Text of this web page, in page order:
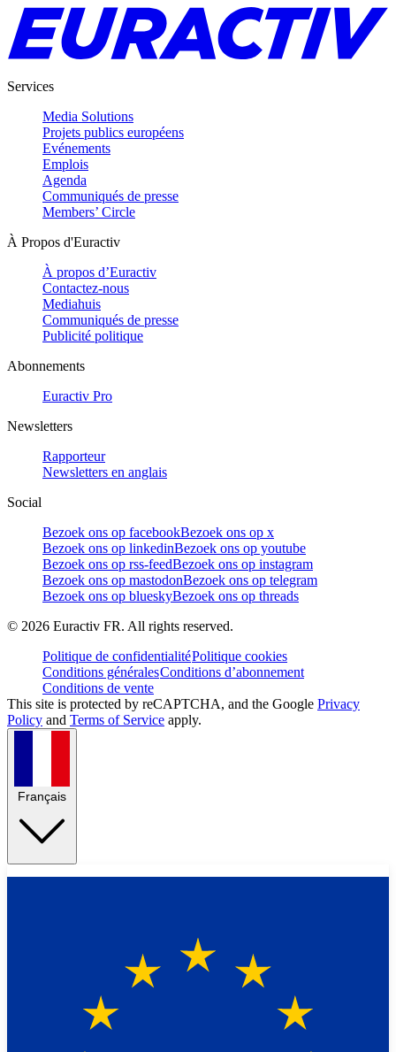
Services
Media Solutions
Projets publics européens
Evénements
Emplois
Agenda
Communiqués de presse
Members’ Circle
À Propos d'Euractiv
À propos d’Euractiv
Contactez-nous
Mediahuis
Communiqués de presse
Publicité politique
Abonnements
Euractiv Pro
Newsletters
Rapporteur
Newsletters en anglais
Social
Bezoek ons op facebookBezoek ons op x
Bezoek ons op linkedinBezoek ons op youtube
Bezoek ons op rss-feedBezoek ons op instagram
Bezoek ons op mastodonBezoek ons op telegram
Bezoek ons op blueskyBezoek ons op threads
© 2026 Euractiv FR. All rights reserved.
Politique de confidentialitéPolitique cookies
Conditions généralesConditions d’abonnement
Conditions de vente
This site is protected by reCAPTCHA, and the Google Privacy
Policy and Terms of Service apply.
Français